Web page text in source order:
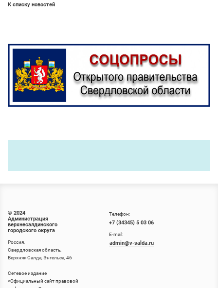
К списку новостей
© 2024
Администрация
верхнесалдинского
городского округа
Россия,
Свердловская область,
Верхняя Салда, Энгельса, 46
Сетевое издание
«Официальный сайт правовой
Телефон:
+7 (34345) 5 03 06
E-mail:
admin@v-salda.ru